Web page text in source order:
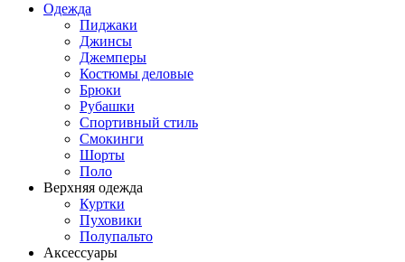
Одежда
Пиджаки
Джинсы
Джемперы
Костюмы деловые
Брюки
Рубашки
Спортивный стиль
Смокинги
Шорты
Поло
Верхняя одежда
Куртки
Пуховики
Полупальто
Аксессуары